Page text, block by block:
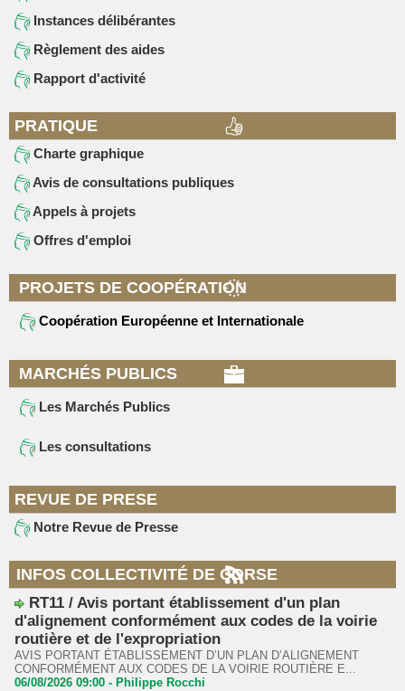
Instances délibérantes
Règlement des aides
Rapport d'activité
PRATIQUE
Charte graphique
Avis de consultations publiques
Appels à projets
Offres d'emploi
PROJETS DE COOPÉRATION
Coopération Européenne et Internationale
MARCHÉS PUBLICS
Les Marchés Publics
Les consultations
REVUE DE PRESE
Notre Revue de Presse
INFOS COLLECTIVITÉ DE CORSE
RT11 / Avis portant établissement d'un plan
d'alignement conformément aux codes de la voirie
routière et de l'expropriation
AVIS PORTANT ÉTABLISSEMENT D’UN PLAN D’ALIGNEMENT
CONFORMÉMENT AUX CODES DE LA VOIRIE ROUTIÈRE E...
06/08/2026 09:00 - Philippe Rocchi